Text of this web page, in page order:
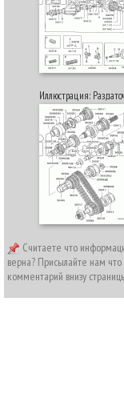
Иллюстрация:
Считаете что
верна? Присылайте нам
комментарий внизу